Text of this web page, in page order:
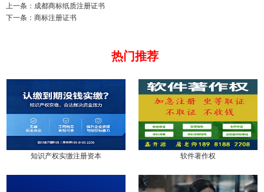
上一条：成都商标纸质注册证书
下一条：商标注册证书
热门推荐
知识产权实缴注册资本 软件著作权